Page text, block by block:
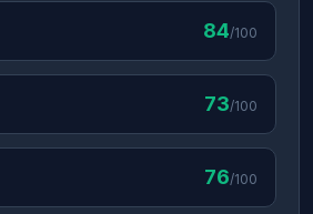
84/100
73/100
76/100